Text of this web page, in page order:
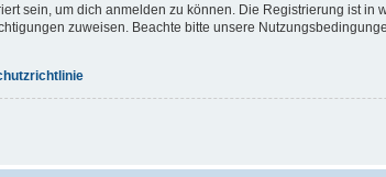
sein, um dich anmelden zu können. Die Registrierung ist
zuweisen. Beachte bitte unsere